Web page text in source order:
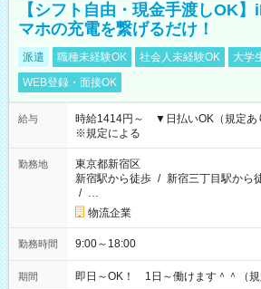
【シフト自由・現金手渡しOK
マホの充電を繋げるだけ！
派遣 職種未経験OK 社会人未経験OK 大学
WEB登録・面接OK
給与
時給1414円～ ▼日払いOK（規定
※規定による
勤務地
東京都新宿区
新宿駅から徒歩 / 新宿三丁目駅から
/ …
物流企業
勤務時間 9:00～18:00
期間 即日～OK！ 1日～働けます＾＾（規